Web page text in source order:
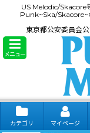
US Melodic/
Punk~Ska/
東京都公安委員会
メニュー
カテゴリ マイページ